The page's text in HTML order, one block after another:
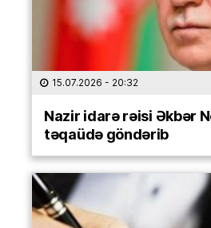
15.07.2026 - 20:32
Nazir idarə rəisi Əkbər
təqaüdə göndərib